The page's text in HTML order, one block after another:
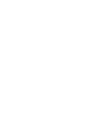
了对外输出该能力的基